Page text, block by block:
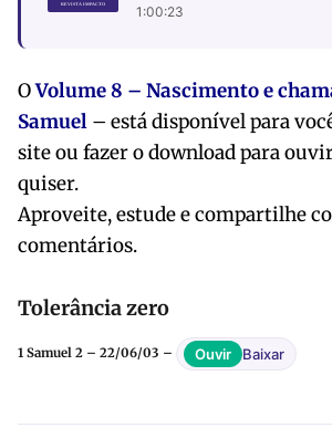
1:00:23
OVolume 8 – Nascimento e
Samuel – está disponível para
site ou fazer o download para
quiser.
Aproveite, estude e compartilhe
comentários.
Tolerância zero
1 Samuel 2 – 22/06/03 – Ouvir Baixar